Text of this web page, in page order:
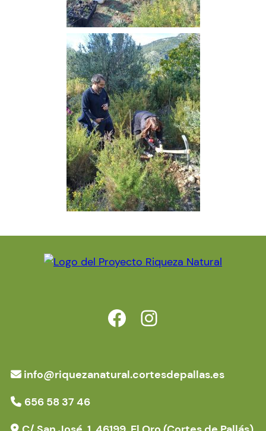
https://www.facebook.com/riquezanatural.cortesdepallas.es https://www.instagram.com/proyectoriqueza/
info@riquezanatural.cortesdepallas.es
656 58 37 46